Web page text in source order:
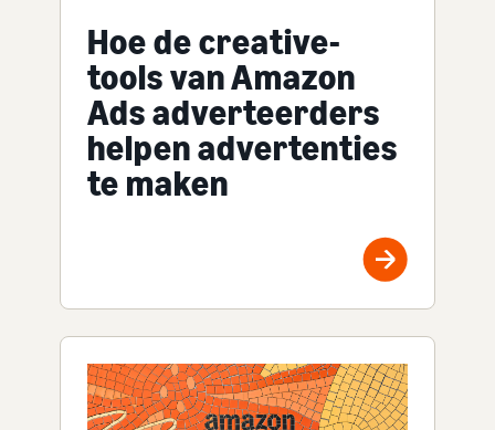
Hoe de creative-
tools van Amazon
Ads adverteerders
helpen advertenties
te maken